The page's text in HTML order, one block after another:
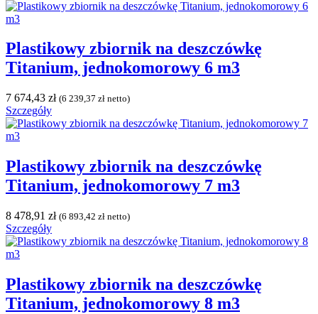
Plastikowy zbiornik na deszczówkę
Titanium, jednokomorowy 6 m3
7 674,43 zł (6 239,37 zł netto)
Szczegóły
Plastikowy zbiornik na deszczówkę
Titanium, jednokomorowy 7 m3
8 478,91 zł (6 893,42 zł netto)
Szczegóły
Plastikowy zbiornik na deszczówkę
Titanium, jednokomorowy 8 m3